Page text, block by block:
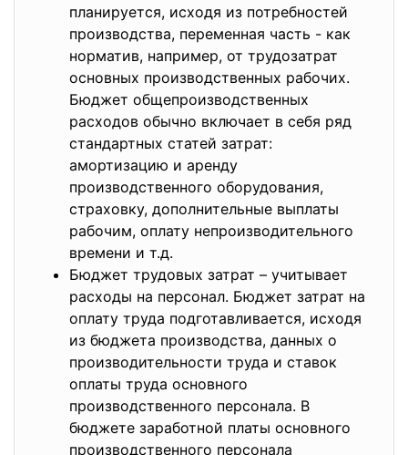
планируется, исходя из потребностей
производства, переменная часть - как
норматив, например, от трудозатрат
основных производственных рабочих.
Бюджет общепроизводственных
расходов обычно включает в себя ряд
стандартных статей затрат:
амортизацию и аренду
производственного оборудования,
страховку, дополнительные выплаты
рабочим, оплату непроизводительного
времени и т.д.
Бюджет трудовых затрат – учитывает
расходы на персонал. Бюджет затрат на
оплату труда подготавливается, исходя
из бюджета производства, данных о
производительности труда и ставок
оплаты труда основного
производственного персонала. В
бюджете заработной платы основного
производственного персонала